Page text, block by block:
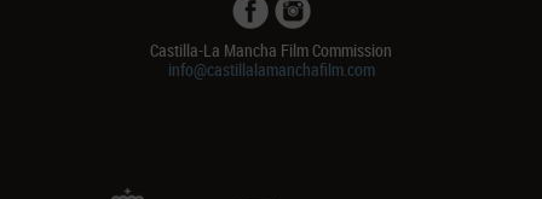
Castilla-La Mancha Film Commission
info@castillalamanchafilm.com